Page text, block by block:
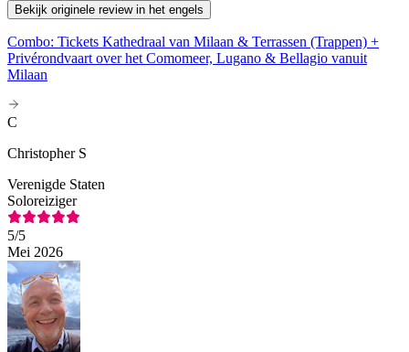
Bekijk originele review in het engels
Combo: Tickets Kathedraal van Milaan & Terrassen (Trappen) +
Privérondvaart over het Comomeer, Lugano & Bellagio vanuit
Milaan
C
Christopher S
Verenigde Staten
Soloreiziger
5/5
Mei 2026